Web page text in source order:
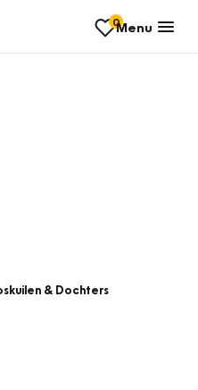
0Menu
& Dochters